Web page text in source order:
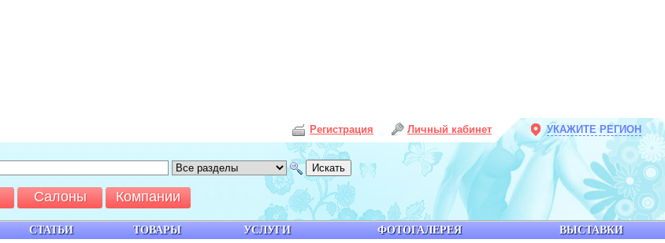
СТАТЬИ ТОВАРЫ УСЛУГИ ФОТОГАЛЕРЕЯ ВЫСТАВКИ
Салоны Компании
Личный кабинет
Регистрация УКАЖИТЕ РЕГИОН